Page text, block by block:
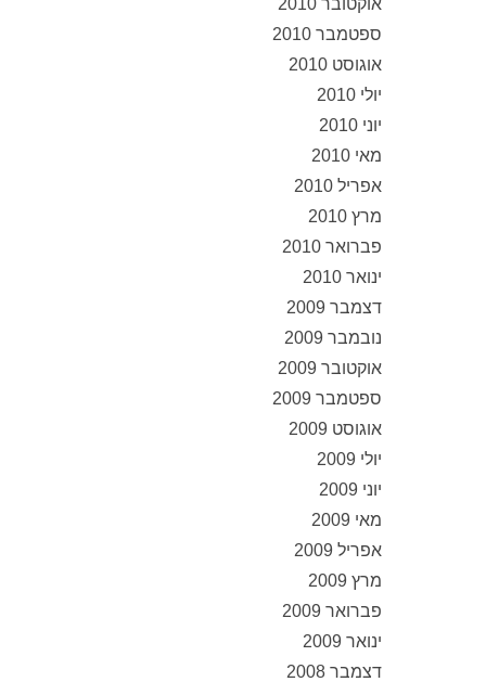
אוקטובר 2010
ספטמבר 2010
אוגוסט 2010
יולי 2010
יוני 2010
מאי 2010
אפריל 2010
מרץ 2010
פברואר 2010
ינואר 2010
דצמבר 2009
נובמבר 2009
אוקטובר 2009
ספטמבר 2009
אוגוסט 2009
יולי 2009
יוני 2009
מאי 2009
אפריל 2009
מרץ 2009
פברואר 2009
ינואר 2009
דצמבר 2008